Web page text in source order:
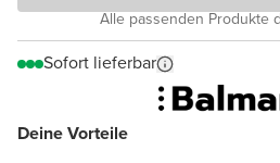
Deine Vorteile
Alle passenden Produkte
Sofort lieferbar